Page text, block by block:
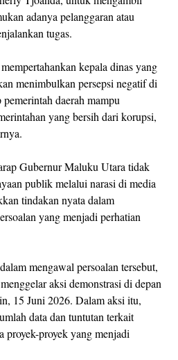
adanya pelanggaran atau
tugas.
kepala dinas yang
menimbulkan persepsi negatif di
daerah mampu
yang bersih dari korupsi,
Gubernur Maluku Utara tidak
publik melalui narasi di media
tindakan nyata dalam
yang menjadi perhatian
mengawal persoalan tersebut,
aksi demonstrasi di depan
15 Juni 2026. Dalam aksi itu,
data dan tuntutan terkait
proyek-proyek yang menjadi